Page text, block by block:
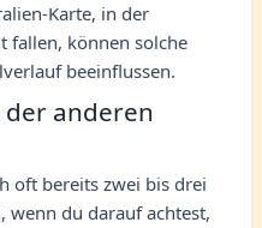
Karte, in der
fallen, können solche
beeinflussen.
der anderen
oft bereits zwei bis drei
wenn du darauf achtest,